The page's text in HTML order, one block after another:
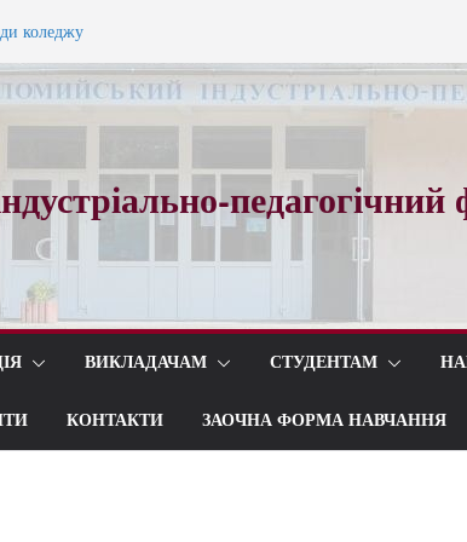
коледжу
вальсу…
ВИКЛАДАЧАМ СТУДЕНТАМ
КОНТАКТИ ЗАОЧНА ФОРМА НАВЧАННЯ